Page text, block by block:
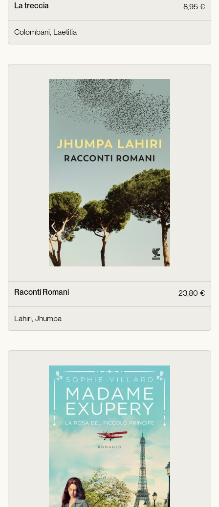
La treccia 8,95 €
Colombani, Laetitia
Raconti Romani 23,80 €
Lahiri, Jhumpa